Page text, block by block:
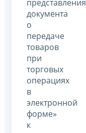
представления
документа
о
передаче
товаров
при
торговых
операциях
в
электронной
форме»
к